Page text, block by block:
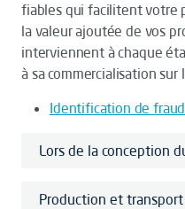
fiables qui facilitent votre
la valeur ajoutée de vos
interviennent à chaque
à sa commercialisation sur
Identification de
Lors de la conception
Production et